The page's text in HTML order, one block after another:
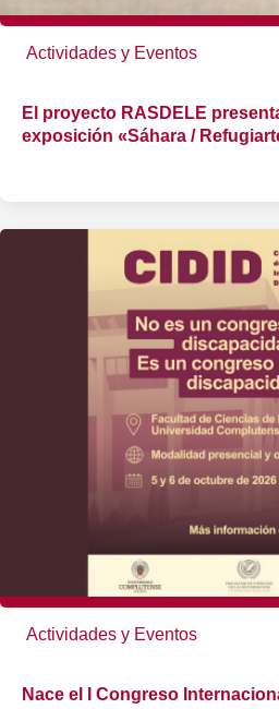
Actividades y Eventos
El proyecto RASDELE
exposición «Sáhara /
Actividades y Eventos
Nace el I Congreso